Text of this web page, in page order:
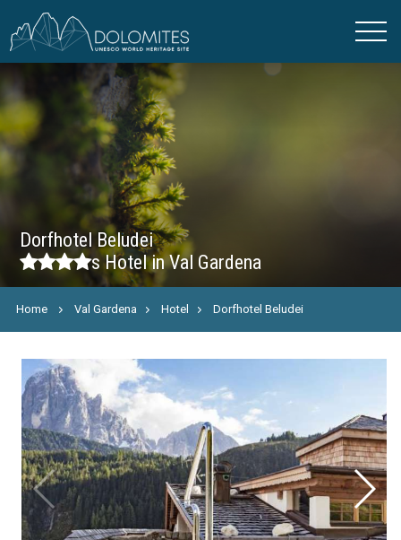
Dorfhotel Beludei
sHotel in Val Gardena
Home Val Gardena Hotel Dorfhotel Beludei